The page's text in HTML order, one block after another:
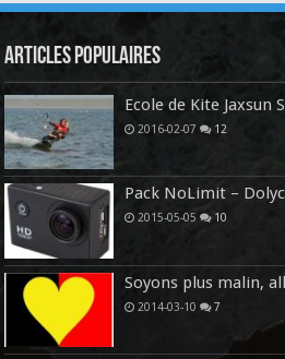
Articles Populaires
Ecole de Kite Jaxsun
2016-02-07 12
Pack NoLimit –
2015-05-05 10
Soyons plus malin,
2014-03-10 7